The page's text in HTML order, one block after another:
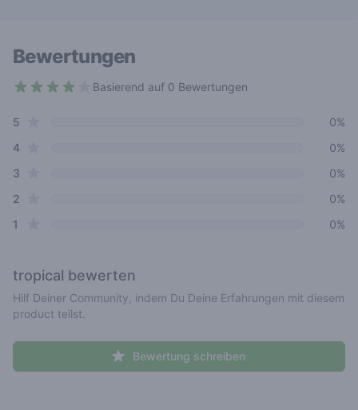
Bewertungen
Basierend auf 0 Bewertungen
Review data
5
0%
4star reviews
0%
3
0%
2
0%
1
0%
tropical bewerten
Hilf Deiner Community, indem Du Deine Erfahrungen mit diesem
product teilst.
Bewertung schreiben